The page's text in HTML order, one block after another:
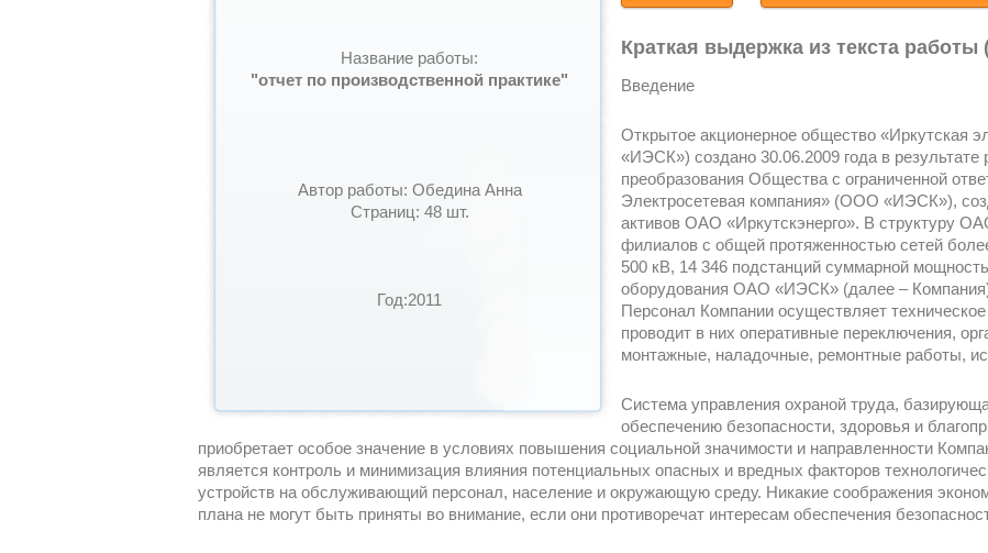
Название работы:
"отчет по производственной практике"
Автор работы: Обедина Анна
Страниц: 48 шт.
Год:2011
Краткая выдержка из текста работы
Введение
Открытое акционерное общество «Иркутская
«ИЭСК») создано 30.06.2009 года в результате
преобразования Общества с ограниченной
Электросетевая компания» (ООО «ИЭСК»),
активов ОАО «Иркутскэнерго». В структуру
филиалов с общей протяженностью сетей
500 кВ, 14 346 подстанций суммарной
оборудования ОАО «ИЭСК» (далее –
Персонал Компании осуществляет
проводит в них оперативные переключения,
монтажные, наладочные, ремонтные работы,
Система управления охраной труда,
обеспечению безопасности, здоровья и
приобретает особое значение в условиях повышения социальной значимости и направленности
является контроль и минимизация влияния потенциальных опасных и вредных факторов
устройств на обслуживающий персонал, население и окружающую среду. Никакие соображения
плана не могут быть приняты во внимание, если они противоречат интересам обеспечения